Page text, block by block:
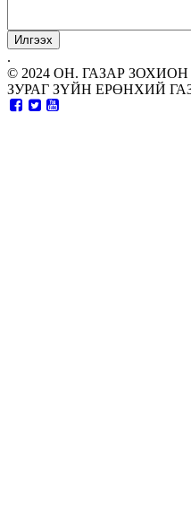
.
© 2024 ОН. ГАЗАР
ЗУРАГ ЗҮЙН ЕРӨНХИЙ